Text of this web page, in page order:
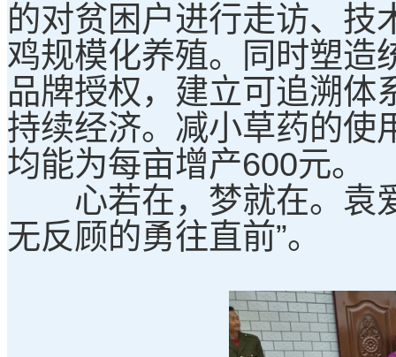
的对贫困户进行走访、技
鸡规模化养殖。同时塑造
品牌授权，建立可追溯体
持续经济。减小草药的使
均能为每亩增产600元。
心若在，梦就在。袁爱
无反顾的勇往直前”。